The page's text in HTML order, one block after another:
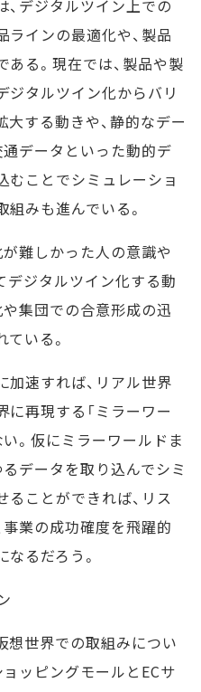
デジタルツイン上での
インの最適化や、製品
る。現在では、製品や製
ジタルツイン化からバリ
する動きや、静的なデー
データといった動的デ
むことでシミュレーショ
みも進んでいる。
難しかった人の意識や
デジタルツイン化する動
集団での合意形成の迅
いる。
速すれば、リアル世界
再現する「ミラーワー
。仮にミラーワールドま
データを取り込んでシミ
ことができれば、リス
業の成功確度を飛躍的
るだろう。
世界での取組みについ
ッピングモールとECサ